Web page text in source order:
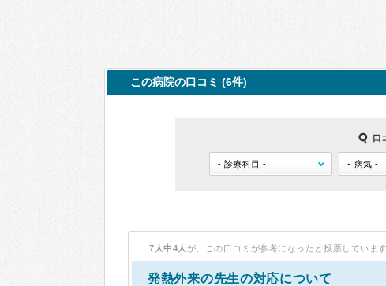
この病院の口コミ (6件)
口
7人中4人 が、この口コミが参考になったと投票しています
発熱外来の先生の対応について